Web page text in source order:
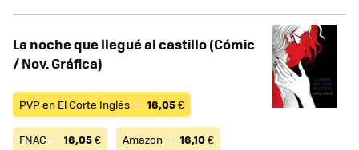
La noche que llegué al castillo (Cómic
/ Nov. Gráfica)
PVP en El Corte Inglés — 16,05€
FNAC — 16,05€ Amazon — 16,10€